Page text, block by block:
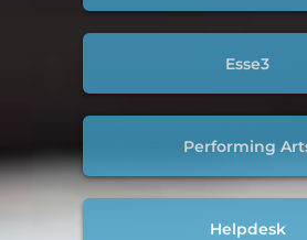
Esse3
Performing
Helpdesk